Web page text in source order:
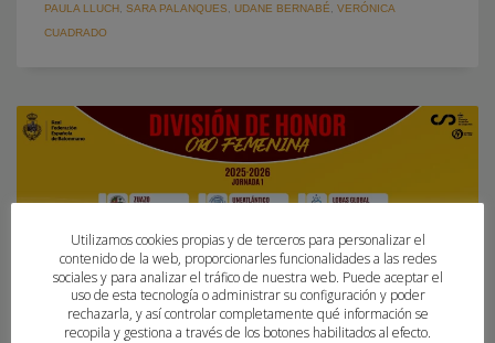
PAULA LLUCH SARA PALANQUES UDANE BERNABÉ
VERÓNICA
CUADRADO
Utilizamos cookies propias y de terceros para personalizar el
contenido de la web, proporcionarles funcionalidades a las redes
sociales y para analizar el tráfico de nuestra web. Puede aceptar el
uso de esta tecnología o administrar su configuración y poder
rechazarla, y así controlar completamente qué información se
recopila y gestiona a través de los botones habilitados al efecto.